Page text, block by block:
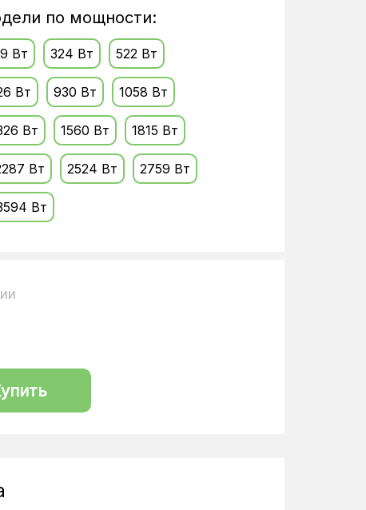
по мощности:
Вт 324 Вт 522 Вт
Вт 930 Вт 1058 Вт
Вт 1560 Вт 1815 Вт
Вт 2524 Вт 2759 Вт
Вт